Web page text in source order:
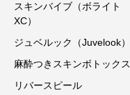
スキンバイブ（ボライト
XC）
ジュベルック（Juvelook）
麻酔つきスキンボトックス
リバースピール